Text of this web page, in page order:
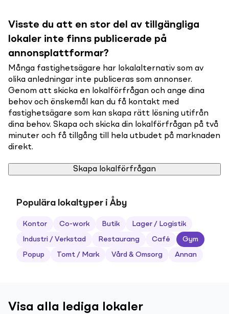
Visste du att en stor del av tillgängliga
lokaler inte finns publicerade på
annonsplattformar?
Många fastighetsägare har lokalalternativ som av
olika anledningar inte publiceras som annonser.
Genom att skicka en lokalförfrågan och ange dina
behov och önskemål kan du få kontakt med
fastighetsägare som kan skapa rätt lösning utifrån
dina behov. Skapa och skicka din lokalförfrågan på två
minuter och få tillgång till hela utbudet på marknaden
direkt.
Skapa lokalförfrågan
Populära lokaltyper i Åby
Kontor Co-work Butik Lager / Logistik
Industri / Verkstad Restaurang Café Gym
Popup Tomt / Mark Vård & Omsorg Annan
Visa alla lediga lokaler